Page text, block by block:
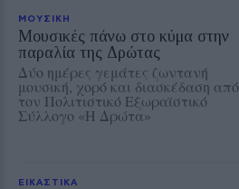
ΜΟΥΣΙΚΗ
Μουσικές πάνω στο κύμα στην
παραλία της Δρώτας
Δύο ημέρες γεμάτες ζωντανή
μουσική, χορό και διασκέδαση από
τον Πολιτιστικό Εξωραϊστικό
Σύλλογο «Η Δρώτα»
ΕΙΚΑΣΤΙΚΑ